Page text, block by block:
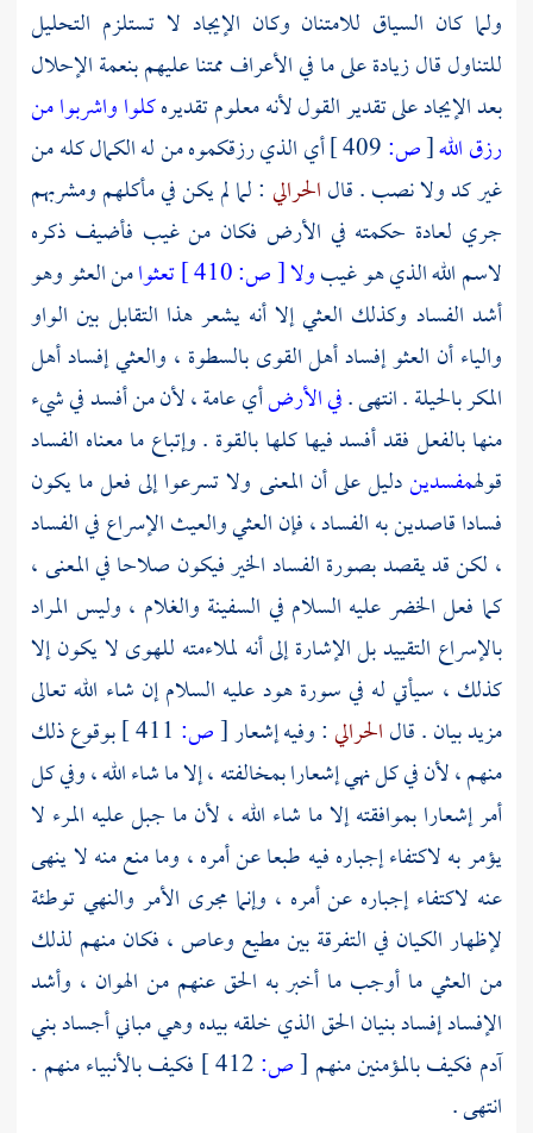
ولما كان السياق للامتنان وكان الإيجاد لا تستلزم التحليل
للتناول قال زيادة على ما في الأعراف ممتنا عليهم بنعمة الإحلال
بعد الإيجاد على تقدير القول لأنه معلوم تقديرهكلوا واشربوا من
رزق الله[ص:
أي الذي رزقكموه من له الكمال كله من
غير كد ولا نصب . قالالحرالي : لما لم يكن في مأكلهم ومشربهم
جري لعادة حكمته في الأرض فكان من غيب فأضيف ذكره
لاسم الله الذي هو غيبولا[ص: تعثوامن العثو وهو
أشد الفساد وكذلك العثي إلا أنه يشعر هذا التقابل بين الواو
والياء أن العثو إفساد أهل القوى بالسطوة ، والعثي إفساد أهل
المكر بالحيلة . انتهى .في الأرضأي عامة ، لأن من أفسد في شيء
منها بالفعل فقد أفسد فيها كلها بالقوة . وإتباع ما معناه الفساد
قولهمفسديندليل على أن المعنى ولا تسرعوا إلى فعل ما يكون
فسادا قاصدين به الفساد ، فإن العثي والعيث الإسراع في الفساد
، لكن قد يقصد بصورة الفساد الخير فيكون صلاحا في المعنى ،
كما فعلالخضرعليه السلام في السفينة والغلام ، وليس المراد
بالإسراع التقييد بل الإشارة إلى أنه لملاءمته للهوى لا يكون إلا
كذلك ، سيأتي له في سورةهودعليه السلام إن شاء الله تعالى
مزيد بيان . قالالحرالي: وفيه إشعار[ص:
بوقوع ذلك
منهم ، لأن في كل نهي إشعارا بمخالفته ، إلا ما شاء الله ، وفي كل
أمر إشعارا بموافقته إلا ما شاء الله ، لأن ما جبل عليه المرء لا
يؤمر به لاكتفاء إجباره فيه طبعا عن أمره ، وما منع منه لا ينهى
عنه لاكتفاء إجباره عن أمره ، وإنما مجرى الأمر والنهي توطئة
لإظهار الكيان في التفرقة بين مطيع وعاص ، فكان منهم لذلك
من العثي ما أوجب ما أخبر به الحق عنهم من الهوان ، وأشد
الإفساد إفساد بنيان الحق الذي خلقه بيده وهي مباني أجساد بني
آدم فكيف بالمؤمنين منهم [ص:
فكيف بالأنبياء منهم .
انتهى .